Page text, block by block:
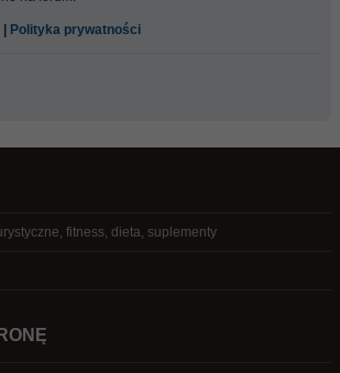
Polityka prywatności
fitness, dieta, suplementy